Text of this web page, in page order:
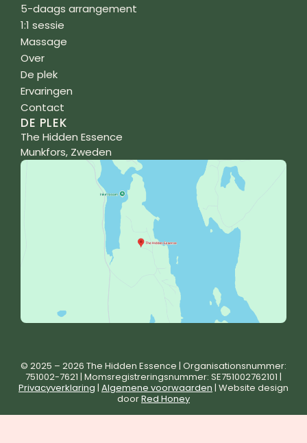
5-daags arrangement
1:1 sessie
Massage
Over
De plek
Ervaringen
Contact
DE PLEK
The Hidden Essence
Munkfors, Zweden
© 2025 – 2026 The Hidden Essence | Organisationsnummer:
751002-7621 | Momsregistreringsnummer: SE751002762101 |
Privacyverklaring | Algemene voorwaarden | Website design
doorRed Honey